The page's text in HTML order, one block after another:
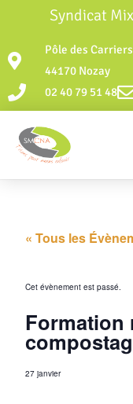
Syndicat
Pôle des
44170 Nozay
02 40 79 51 48
« Tous les
Cet évènement est passé.
Formation
27 janvier